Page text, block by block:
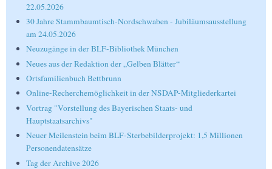
22.05.2026
30 Jahre Stammbaumtisch-Nordschwaben - Jubiläumsausstellung
am 24.05.2026
Neuzugänge in der BLF-Bibliothek München
Neues aus der Redaktion der „Gelben Blätter“
Ortsfamilienbuch Bettbrunn
Online-Recherchemöglichkeit in der NSDAP-Mitgliederkartei
Vortrag "Vorstellung des Bayerischen Staats- und
Hauptstaatsarchivs"
Neuer Meilenstein beim BLF-Sterbebilderprojekt: 1,5 Millionen
Personendatensätze
Tag der Archive 2026